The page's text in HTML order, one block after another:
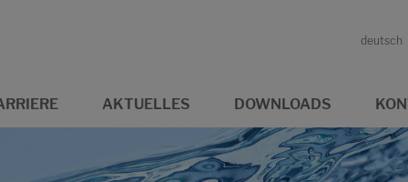
deutsch
AKTUELLES DOWNLOADS